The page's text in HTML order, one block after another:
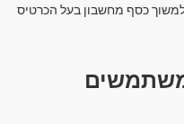
כסף מחשבון בעל הכרטיס
משתמשים